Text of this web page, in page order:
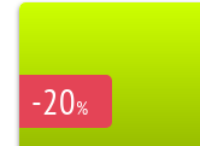
-20%